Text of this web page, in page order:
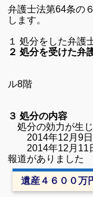
弁護士法第64条の
します。
１ 処分をした弁護
２ 処分を受けた
登
横浜市中
ル8階
横
３ 処分の内
処分の効力が生じ
2014年12 月9日
2014年12 月 11
報道がありました
遺産４６００万